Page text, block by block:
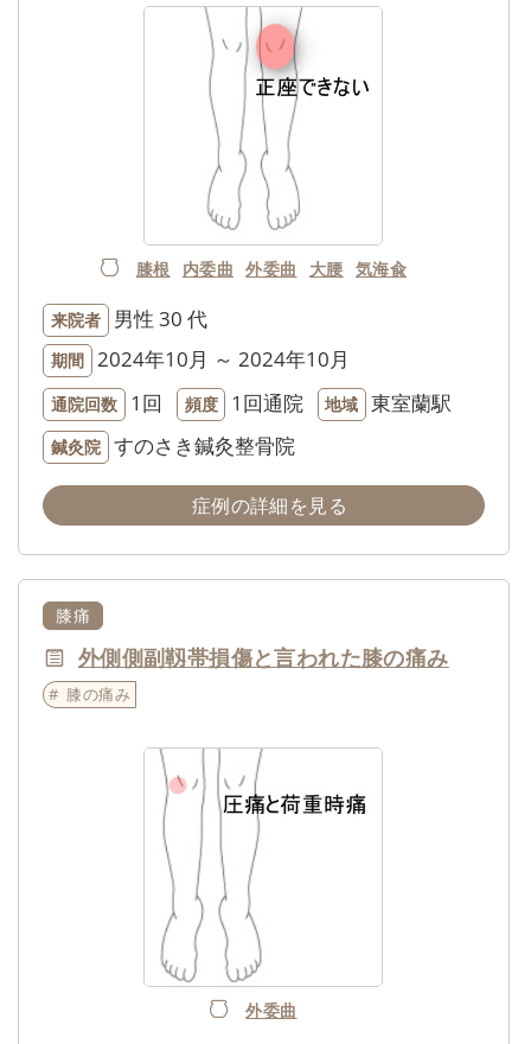
膝根 内委曲 外委曲 大腰 気海兪
来院者 男性 30 代
期間 2024年10月 ～ 2024年10月
通院回数 1回 頻度 1回通院 地域 東室蘭駅
鍼灸院 すのさき鍼灸整骨院
症例の詳細を見る
膝痛
外側側副靱帯損傷と言われた膝の痛み
膝の痛み
外委曲